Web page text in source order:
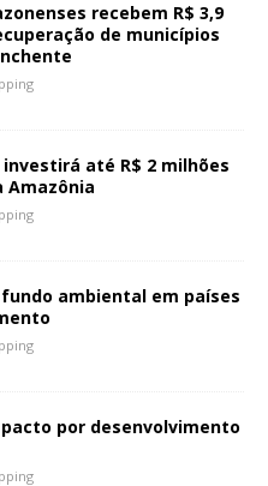
recebem R$ 3,9
de municípios
até R$ 2 milhões
Amazônia
ambiental em países
pacto por desenvolvimento